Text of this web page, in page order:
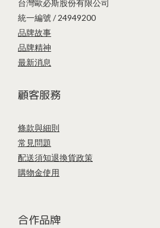
台灣歐必斯股份有限公司
統一編號 / 24949200
品牌故事
品牌精神
最新消息
顧客服務
條款與細則
常見問題
配送須知退換貨政策
購物金使用
合作品牌